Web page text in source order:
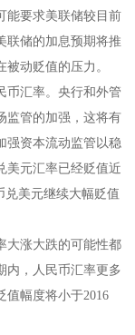
能要求美联储较目前
联储的加息预期将推
动贬值的压力。
币汇率。央行和外管
监管的加强，这将有
强资本流动监管以稳
美元汇率已经贬值近
兑美元继续大幅贬值
大涨大跌的可能性都
内，人民币汇率更多
值幅度将小于2016